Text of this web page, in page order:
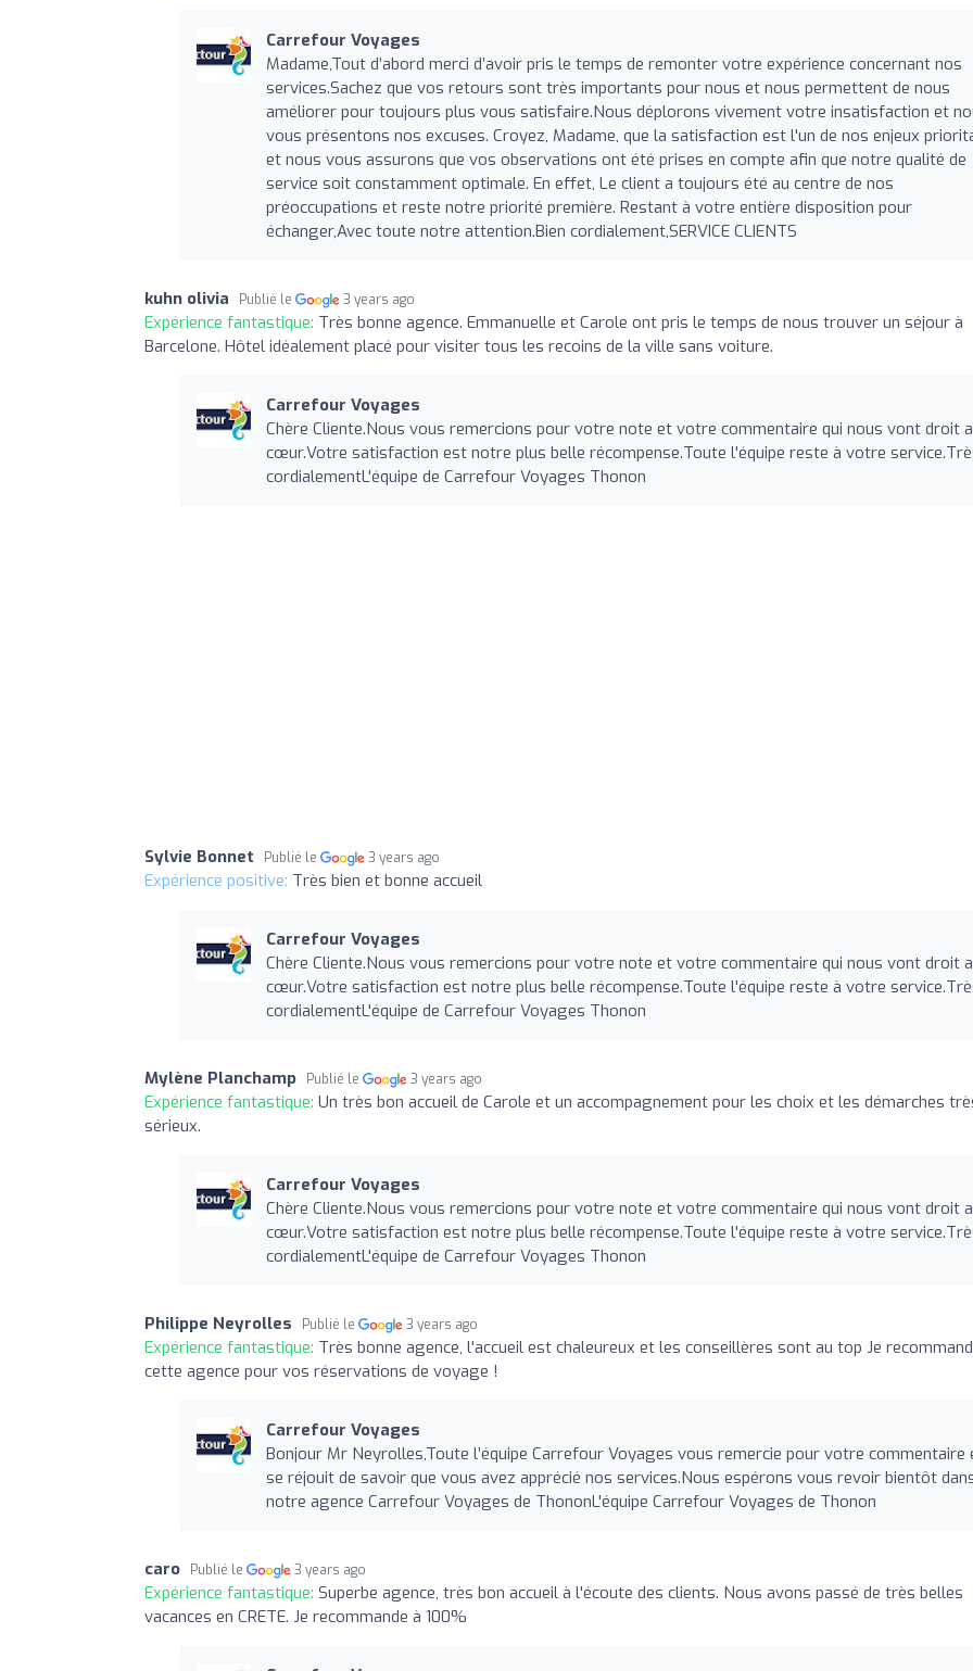
Carrefour Voyages
Madame,Tout d’abord merci d’avoir pris le temps de remonter votre expérience concernant nos
services.Sachez que vos retours sont très importants pour nous et nous permettent de nous
améliorer pour toujours plus vous satisfaire.Nous déplorons vivement votre insatisfaction et
vous présentons nos excuses. Croyez, Madame, que la satisfaction est l'un de nos enjeux
et nous vous assurons que vos observations ont été prises en compte afin que notre qualité de
service soit constamment optimale. En effet, Le client a toujours été au centre de nos
préoccupations et reste notre priorité première. Restant à votre entière disposition pour
échanger,Avec toute notre attention.Bien cordialement,SERVICE CLIENTS
kuhn olivia Publié le 3 years ago
Expérience fantastique: Très bonne agence. Emmanuelle et Carole ont pris le temps de nous trouver un séjour à
Barcelone. Hôtel idéalement placé pour visiter tous les recoins de la ville sans voiture.
Carrefour Voyages
Chère Cliente.Nous vous remercions pour votre note et votre commentaire qui nous vont droit
cœur.Votre satisfaction est notre plus belle récompense.Toute l'équipe reste à votre
cordialementL'équipe de Carrefour Voyages Thonon
Sylvie Bonnet Publié le 3 years ago
Expérience positive: Très bien et bonne accueil
Carrefour Voyages
Chère Cliente.Nous vous remercions pour votre note et votre commentaire qui nous vont droit
cœur.Votre satisfaction est notre plus belle récompense.Toute l'équipe reste à votre
cordialementL'équipe de Carrefour Voyages Thonon
Mylène Planchamp Publié le 3 years ago
Expérience fantastique: Un très bon accueil de Carole et un accompagnement pour les choix et les démarches
sérieux.
Carrefour Voyages
Chère Cliente.Nous vous remercions pour votre note et votre commentaire qui nous vont droit
cœur.Votre satisfaction est notre plus belle récompense.Toute l'équipe reste à votre
cordialementL'équipe de Carrefour Voyages Thonon
Philippe Neyrolles Publié le 3 years ago
Expérience fantastique: Très bonne agence, l'accueil est chaleureux et les conseillères sont au top Je
cette agence pour vos réservations de voyage !
Carrefour Voyages
Bonjour Mr Neyrolles,Toute l’équipe Carrefour Voyages vous remercie pour votre commentaire
se réjouit de savoir que vous avez apprécié nos services.Nous espérons vous revoir bientôt
notre agence Carrefour Voyages de ThononL'équipe Carrefour Voyages de Thonon
caro Publié le 3 years ago
Expérience fantastique: Superbe agence, très bon accueil à l'écoute des clients. Nous avons passé de très belles
vacances en CRETE. Je recommande à 100%